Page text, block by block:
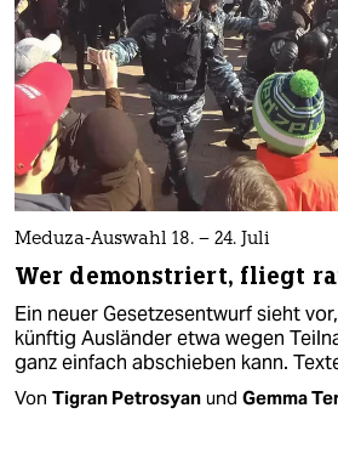
Meduza-Auswahl 18. – 24. Juli
Wer demonstriert, fliegt
Ein neuer Gesetzesentwurf sieht
künftig Ausländer etwa wegen
ganz einfach abschieben kann.
Von Tigran Petrosyan und Gemma